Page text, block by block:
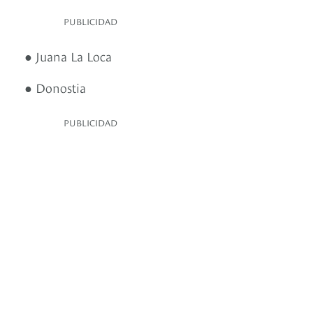
PUBLICIDAD
● Juana La Loca
● Donostia
PUBLICIDAD